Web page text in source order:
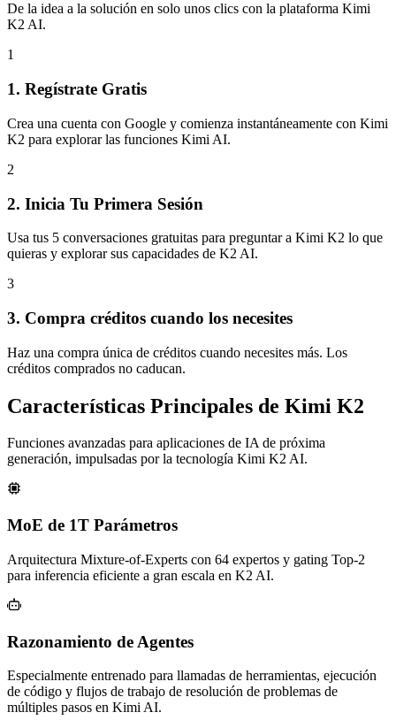
De la idea a la solución en solo unos clics con la plataforma Kimi
K2 AI.
1
1. Regístrate Gratis
Crea una cuenta con Google y comienza instantáneamente con Kimi
K2 para explorar las funciones Kimi AI.
2
2. Inicia Tu Primera Sesión
Usa tus 5 conversaciones gratuitas para preguntar a Kimi K2 lo que
quieras y explorar sus capacidades de K2 AI.
3
3. Compra créditos cuando los necesites
Haz una compra única de créditos cuando necesites más. Los
créditos comprados no caducan.
Características Principales de Kimi K2
Funciones avanzadas para aplicaciones de IA de próxima
generación, impulsadas por la tecnología Kimi K2 AI.
MoE de 1T Parámetros
Arquitectura Mixture-of-Experts con 64 expertos y gating Top-2
para inferencia eficiente a gran escala en K2 AI.
Razonamiento de Agentes
Especialmente entrenado para llamadas de herramientas, ejecución
de código y flujos de trabajo de resolución de problemas de
múltiples pasos en Kimi AI.